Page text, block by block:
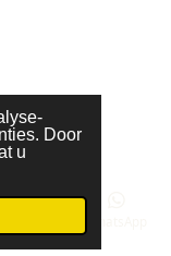
Door
u